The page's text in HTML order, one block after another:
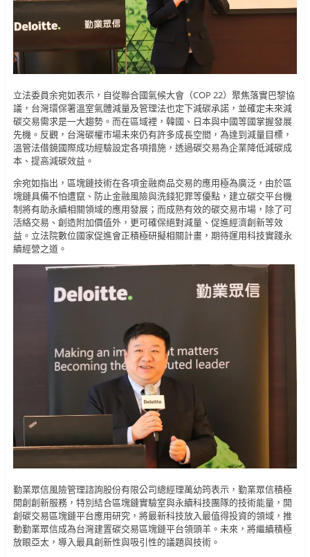
立法委員余宛如表示，自從聯合國氣候大會（COP 22）聚焦落實巴黎協
議，台灣環保署溫室氣體減量及管理法也定下減碳承諾，並確定未來減
碳交易需求是一大趨勢。而在區域裡，韓國、日本與中國等國掌握發展
先機。反觀，台灣碳權市場未來仍有許多成長空間，為達到減量目標，
溫管法借鏡國際成功經驗設定各項措施，透過碳交易為企業降低減碳成
本、提高減碳效益。
余宛如指出，區塊鏈技術在各項金融商品交易的應用極為廣泛，由於區
塊鏈具備不怕遭竄、防止金融風險與洗錢犯罪等優點，建立碳交平台機
制將有助永續相關領域的應用發展；而成熟有效的碳交易市場，除了可
活絡交易、創造附加價值外，更可確保絕對減量、促進經濟創新等效
益。立法院數位國家促進會正積極研擬相關計畫，期待運用科技實踐永
續經營之道。
勤業眾信風險管理諮詢股份有限公司總經理萬幼筠表示，勤業眾信積極
開創創新服務，特別結合區塊鏈實驗室與永續科技團隊的技術能量，開
創碳交易區塊鏈平台應用研究，將最新科技放入最值得投資的領域，推
動勤業眾信成為台灣建置碳交易區塊鏈平台領頭羊。未來，將繼續積極
放眼亞太，導入最具創新性與吸引性的議題與技術。